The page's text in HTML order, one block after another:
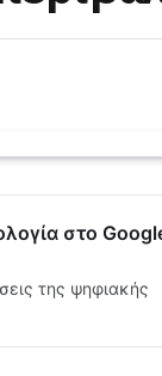
στο
της ψηφιακής